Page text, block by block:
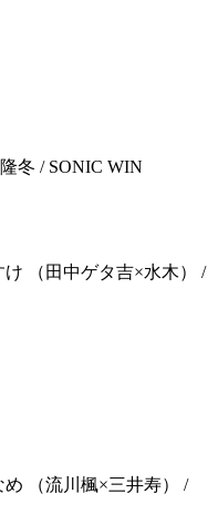
冬 / SONIC WIN
（田中ゲタ吉×水木） /
（流川楓×三井寿） /